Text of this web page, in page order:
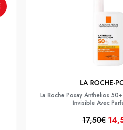
LA ROCHE-
La Roche Posay Anthelios
Invisible Avec
17,50€